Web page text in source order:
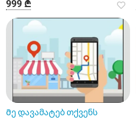
999 ₾
Მე დავამატებ თქვენს